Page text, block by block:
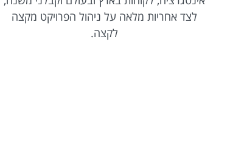
לצד אחריות מלאה על ניהול הפרויקט מקצה
לקצה.